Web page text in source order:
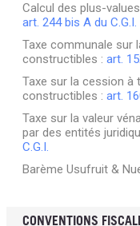
Calcul des plus-
art. 244 bis A du C.G.I.
Taxe communale sur
constructibles : art.
Taxe sur la cession à
constructibles : art.
Taxe sur la valeur
par des entités
C.G.I.
Barème Usufruit &
CONVENTIONS